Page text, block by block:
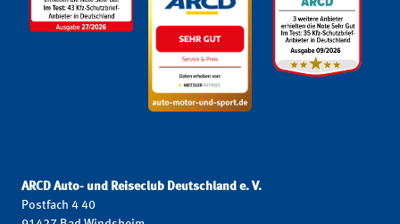
ARCD Auto- und Reiseclub Deutschland e. V.
Postfach 4 40